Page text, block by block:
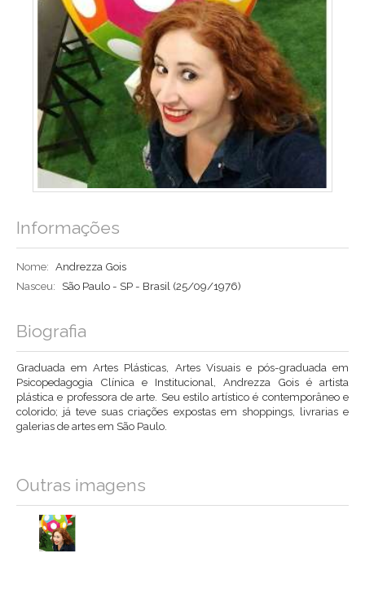
Informações
Nome: Andrezza Gois
Nasceu:
São Paulo - SP - Brasil (25/09/1976)
Biografia
Graduada em Artes Plásticas, Artes Visuais e pós-graduada em
Psicopedagogia Clínica e Institucional, Andrezza Gois é artista
plástica e professora de arte. Seu estilo artístico é contemporâneo e
colorido; já teve suas criações expostas em shoppings, livrarias e
galerias de artes em São Paulo.
Outras imagens